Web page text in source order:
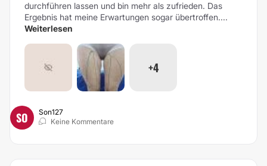
durchführen lassen und bin mehr als zufrieden. Das
Ergebnis hat meine Erwartungen sogar übertroffen....
Weiterlesen
+4
SO
Son127
Keine Kommentare